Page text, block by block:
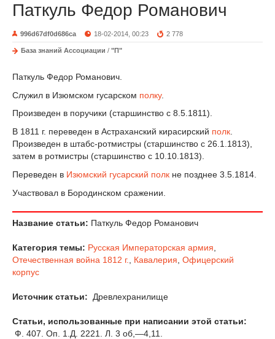
Паткуль Федор Романович
996d67df0d686ca 18-02-2014, 00:23 2 778
База знаний Ассоциации / "П"
Паткуль Федор Романович.
Служил в Изюмском гусарском полку.
Произведен в поручики (старшинство с 8.5.1811).
В 1811 г. переведен в Астраханский кирасирский полк
Произведен в штабс-ротмистры (старшинство с 26.1.1813),
затем в ротмистры (старшинство с 10.10.1813).
Переведен в Изюмский гусарский полк не позднее 3.5.1814.
Участвовал в Бородинском сражении.
Название статьи: Паткуль Федор Романович
Категория темы: Русская Императорская армия
Отечественная война 1812 г.
Кавалерия Офицерский
корпус
Источник статьи: Древлехранилище
Статьи, использованные при написании этой статьи:
Ф. 407. Оп. 1.Д. 2221. Л. 3 об,—4,11.